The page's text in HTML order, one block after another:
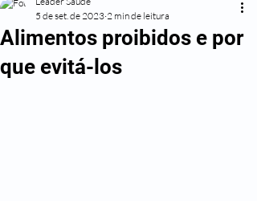
Alimentos proibidos e por
que evitá-los
5 de set. de 2023 2 min de leitura